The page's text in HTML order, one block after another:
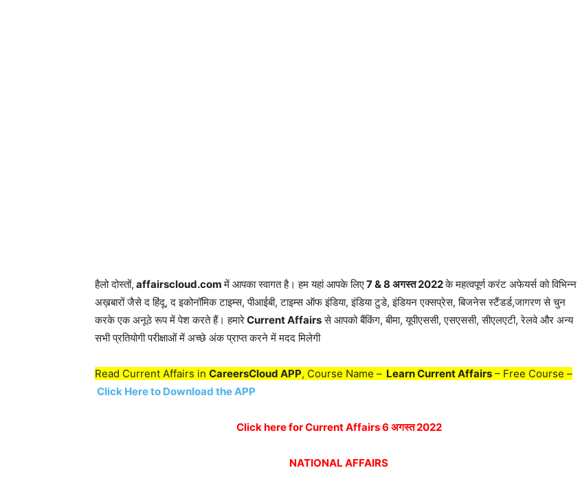
हैलो दोस्तों, affairscloud.comमें आपका स्वागत है। हम यहां आपके लिए7 & 8 अगस्त 2022के महत्वपूर्ण करंट अफेयर्स को विभिन्न
अख़बारों जैसे द हिंदू, द इकोनॉमिक टाइम्स, पीआईबी, टाइम्स ऑफ इंडिया, इंडिया टुडे, इंडियन एक्सप्रेस, बिजनेस स्टैंडर्ड,जागरण से चुन
करके एक अनूठे रूप में पेश करते हैं। हमारेCurrent Affairsसे आपको बैंकिंग, बीमा, यूपीएससी, एसएससी, सीएलएटी, रेलवे और अन्य
सभी प्रतियोगी परीक्षाओं में अच्छे अंक प्राप्त करने में मदद मिलेगी
Read Current Affairs in CareersCloud APP, Course Name – Learn Current Affairs – Free Course –
Click Here to Download the APP
Click here for Current Affairs 6 अगस्त 2022
NATIONAL AFFAIRS